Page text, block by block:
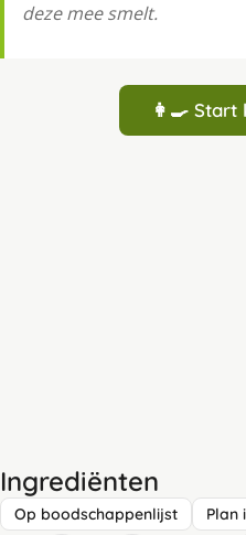
deze mee smelt.
👩‍🍳 Start
Ingrediënten
Op boodschappenlijst Plan